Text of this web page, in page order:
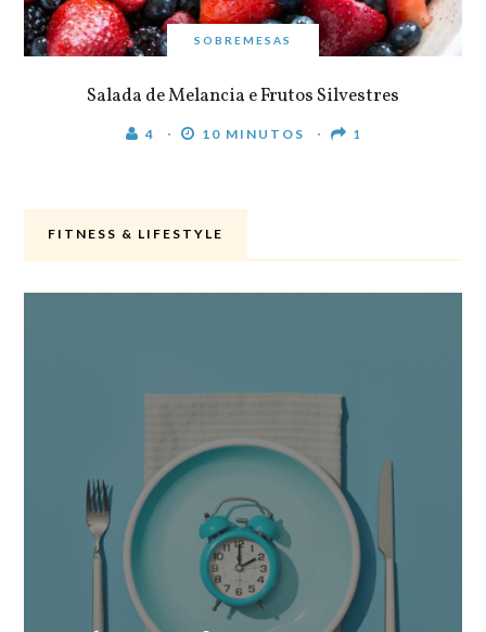
SOBREMESAS
Salada de Melancia e Frutos Silvestres
4 10 MINUTOS 1
FITNESS & LIFESTYLE